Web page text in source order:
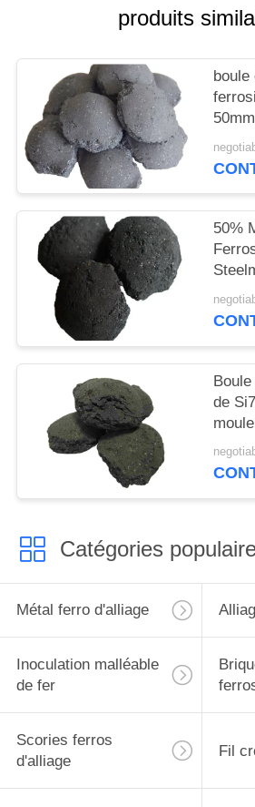
SITE
PRIVACY
POLICY
produits
50%
de
non
Catégories
Métal ferro d'alliage
Inoculation malléable
de fer
Scories ferros
d'alliage
Fil